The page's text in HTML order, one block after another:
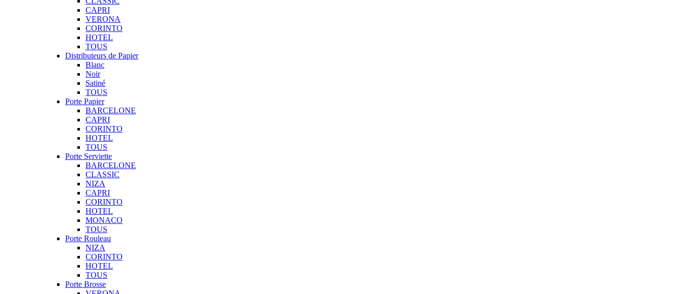
CAPRI
VERONA
CORINTO
HOTEL
TOUS
Distributeurs de Papier
Blanc
Noir
Satiné
TOUS
Porte Papier
BARCELONE
CAPRI
CORINTO
HOTEL
TOUS
Porte Serviette
BARCELONE
CLASSIC
NIZA
CAPRI
CORINTO
HOTEL
MONACO
TOUS
Porte Rouleau
NIZA
CORINTO
HOTEL
TOUS
Porte Brosse